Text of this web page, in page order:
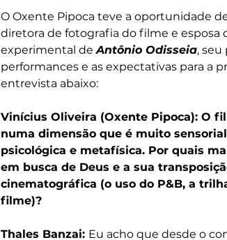
O Oxente Pipoca teve a oportunidade
diretora de fotografia do filme e esposa
experimental de Antônio Odisseia, seu
performances e as expectativas para a
entrevista abaixo:
Vinícius Oliveira (Oxente Pipoca): O
numa dimensão que é muito
psicológica e metafísica. Por quais
em busca de Deus e a sua
cinematográfica (o uso do P&B, a
filme)?
Thales Banzai: Eu acho que desde o